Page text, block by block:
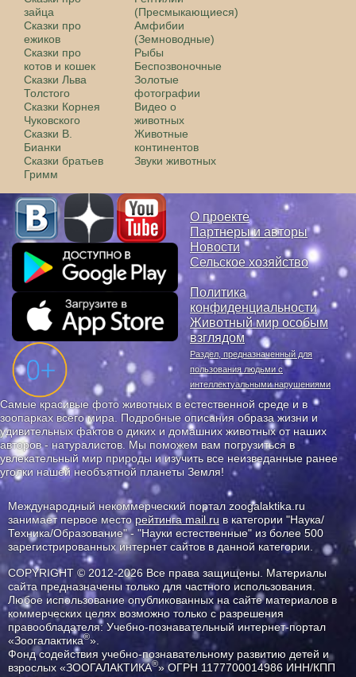
зайца
Сказки про
ежиков
Сказки про
котов и кошек
Сказки Льва
Толстого
Сказки Корнея
Чуковского
Сказки В.
Бианки
Сказки братьев
Гримм
(Пресмыкающиеся)
Амфибии
(Земноводные)
Рыбы
Беспозвоночные
Золотые
фотографии
Видео о
животных
Животные
континентов
Звуки животных
О проекте
Партнеры и авторы
Новости
Сельское хозяйство
Политика
конфиденциальности
Животный мир особым
взглядом
Раздел, предназначенный для
пользования людьми с
интеллектуальными нарушениями
Самые красивые фото животных в естественной среде и в
зоопарках всего мира. Подробные описания образа жизни и
удивительных фактов о диких и домашних животных от наших
авторов - натуралистов. Мы поможем вам погрузиться в
увлекательный мир природы и изучить все неизведанные ранее
уголки нашей необъятной планеты Земля!
Международный некоммерческий портал zoogalaktika.ru
занимает первое месторейтинга mail.ru в категории "Наука/
Техника/Образование" - "Науки естественные" из более 500
зарегистрированных интернет сайтов в данной категории.
COPYRIGHT © 2012-2026 Все права защищены. Материалы
сайта предназначены только для частного использования.
Любое использование опубликованных на сайте материалов в
коммерческих целях возможно только с разрешения
правообладателя: Учебно-познавательный интернет-портал
«Зоогалактика®».
Фонд содействия учебно-познавательному развитию детей и
взрослых «ЗООГАЛАКТИКА®» ОГРН 1177700014986 ИНН/КПП